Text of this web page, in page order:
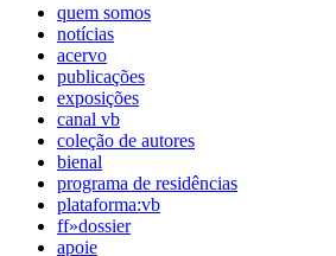
quem somos
notícias
acervo
publicações
exposições
canal vb
coleção de autores
bienal
programa de residências
plataforma:vb
ff»dossier
apoie